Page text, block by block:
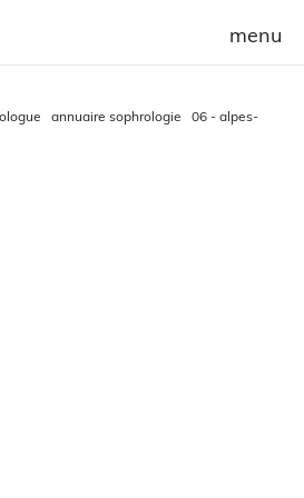
annuaire sophrologie
06 - alpes-